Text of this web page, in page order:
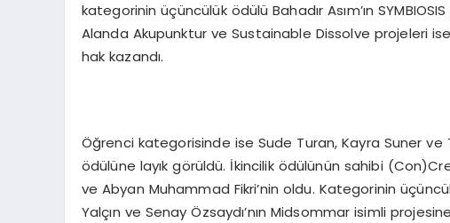
kategorinin üçüncülük ödülü Bahadır Asım’ın
Alanda Akupunktur ve Sustainable Dissolve projeleri
hak kazandı.
Öğrenci kategorisinde ise Sude Turan, Kayra Suner ve
ödülüne layık görüldü. İkincilik ödülünün sahibi
ve Abyan Muhammad Fikri’nin oldu. Kategorinin
Yalçın ve Senay Özsaydı’nın Midsommar isimli